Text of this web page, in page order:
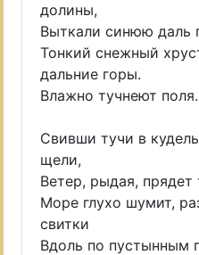
долины,
Выткали синюю даль
Тонкий снежный
дальние горы.
Влажно тучнеют поля.
Свивши тучи в
щели,
Ветер, рыдая,
Море глухо шумит,
свитки
Вдоль по пустынным